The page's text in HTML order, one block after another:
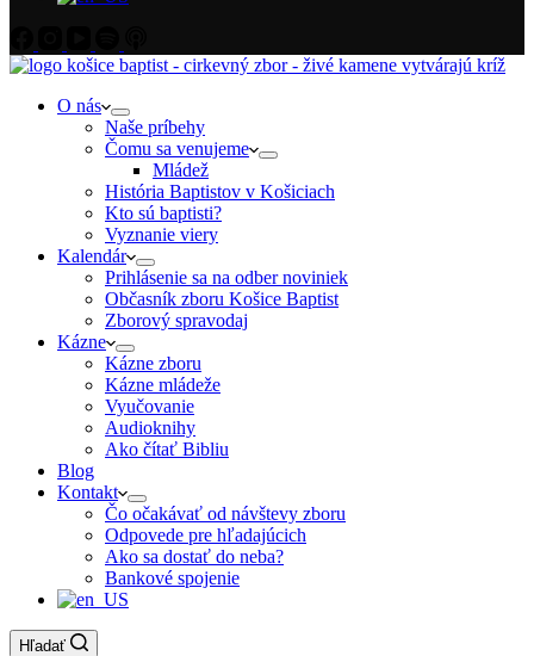
O nás
Naše príbehy
Čomu sa venujeme
Mládež
História Baptistov v Košiciach
Kto sú baptisti?
Vyznanie viery
Kalendár
Prihlásenie sa na odber noviniek
Občasník zboru Košice Baptist
Zborový spravodaj
Kázne
Kázne zboru
Kázne mládeže
Vyučovanie
Audioknihy
Ako čítať Bibliu
Blog
Kontakt
Čo očakávať od návštevy zboru
Odpovede pre hľadajúcich
Ako sa dostať do neba?
Bankové spojenie
Hľadať